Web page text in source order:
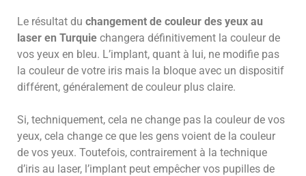
Le résultat du changement de couleur des yeux au
laser en Turquie changera définitivement la couleur de
vos yeux en bleu. L’implant, quant à lui, ne modifie pas
la couleur de votre iris mais la bloque avec un dispositif
différent, généralement de couleur plus claire.
Si, techniquement, cela ne change pas la couleur de vos
yeux, cela change ce que les gens voient de la couleur
de vos yeux. Toutefois, contrairement à la technique
d’iris au laser, l’implant peut empêcher vos pupilles de